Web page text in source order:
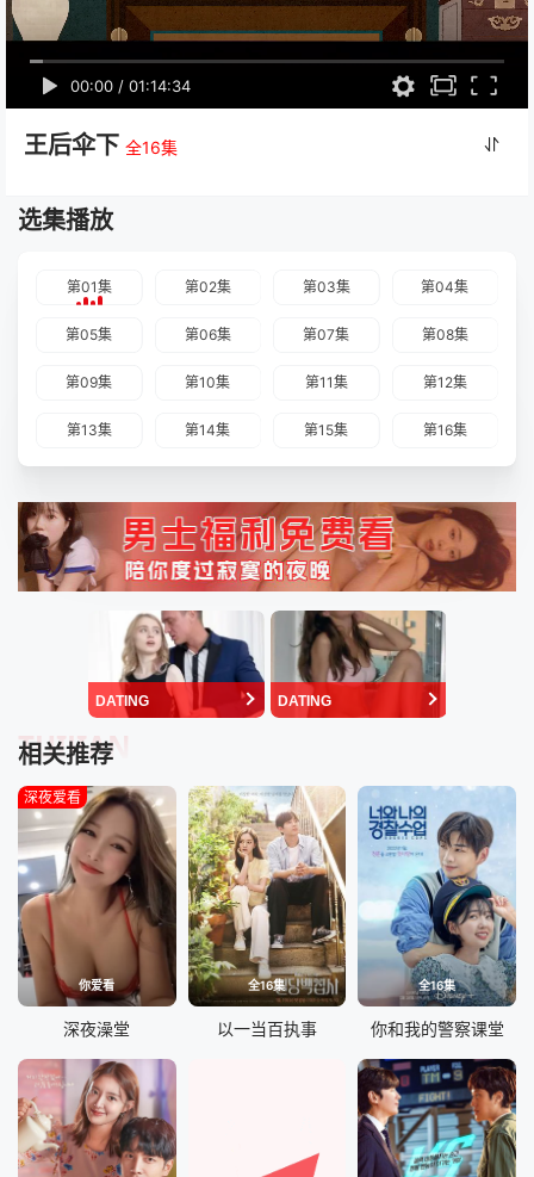
00:00 / 01:14:34
王后伞下 全16集
选集播放
第01集 第02集 第03集 第04集
第05集 第06集 第07集 第08集
第09集 第10集 第11集 第12集
第13集 第14集 第15集 第16集
DATING DATING
相关推荐
TUIJIAN
你爱看
深夜爱看
深夜澡堂
全16集
以一当百执事
全16集
你和我的警察课堂